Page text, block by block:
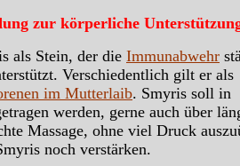
zur körperliche
als Stein, der die Immunabwehr
Verschiedentlich gilt er als
im Mutterlaib. Smyris soll in
werden, gerne auch über
Massage, ohne viel Druck
noch verstärken.